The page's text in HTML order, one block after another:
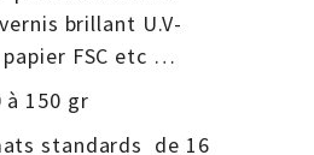
brillant U.V-
FSC etc …
à 150 gr
standards de 16